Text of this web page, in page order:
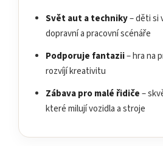
Svět aut a techniky– děti si
dopravní a pracovní scénáře
Podporuje fantazii– hra na
rozvíjí kreativitu
Zábava pro malé řidiče–
které milují vozidla a stroje